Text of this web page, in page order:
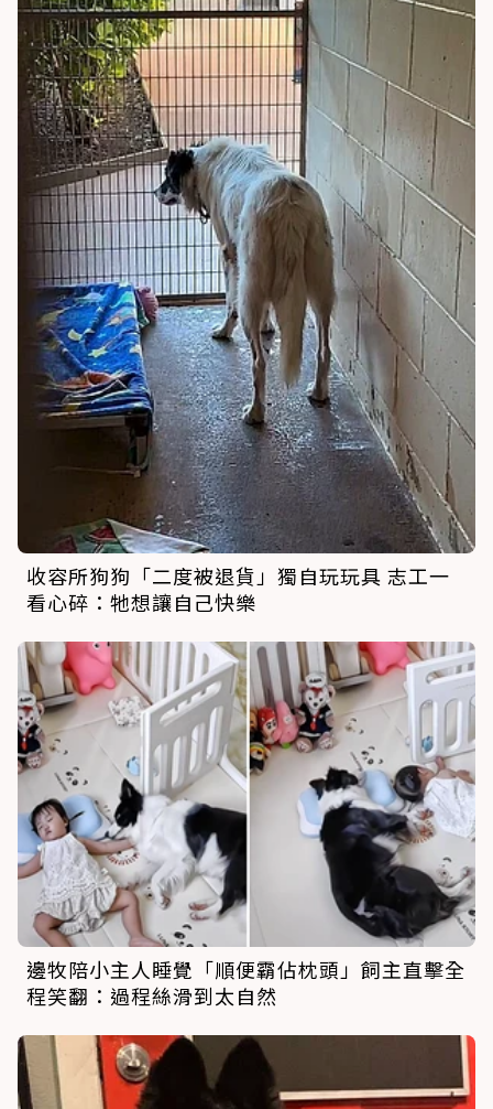
收容所狗狗「二度被退貨」獨自玩玩具 志工一
看心碎：牠想讓自己快樂
邊牧陪小主人睡覺「順便霸佔枕頭」飼主直擊全
程笑翻：過程絲滑到太自然